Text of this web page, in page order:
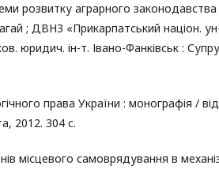
розвитку аграрного законодавства
; ДВНЗ «Прикарпатський націон.
юридич. ін-т. Івано-Фанківськ :
права України : монографія /
2012. 304 с.
місцевого самоврядування в